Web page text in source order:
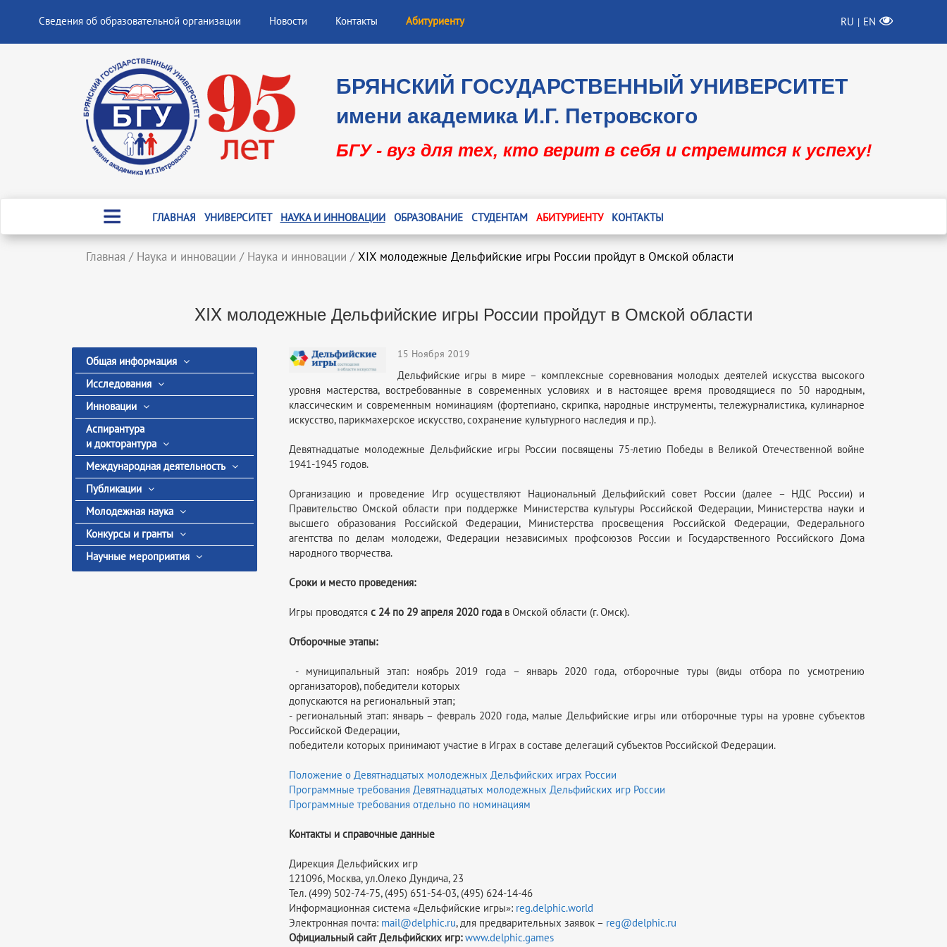
Сведения об образовательной организации Новости Контакты Абитуриенту RU | EN
БРЯНСКИЙ ГОСУДАРСТВЕННЫЙ УНИВЕРСИТЕТ
имени академика И.Г. Петровского
БГУ - вуз для тех, кто верит в себя и стремится к успеху!
ГЛАВНАЯ УНИВЕРСИТЕТ НАУКА И ИННОВАЦИИ ОБРАЗОВАНИЕ СТУДЕНТАМ АБИТУРИЕНТУ КОНТАКТЫ
Главная / Наука и инновации / Наука и инновации / XIX молодежные Дельфийские игры России пройдут в Омской области
XIX молодежные Дельфийские игры России пройдут в Омской области
Общая информация
Исследования
Инновации
Аспирантура
и докторантура
Международная деятельность
Публикации
Молодежная наука
Конкурсы и гранты
Научные мероприятия
15 Ноября 2019
Дельфийские игры в мире – комплексные соревнования молодых деятелей искусства высокого
уровня мастерства, востребованные в современных условиях и в настоящее время проводящиеся по 50 народным,
классическим и современным номинациям (фортепиано, скрипка, народные инструменты, тележурналистика, кулинарное
искусство, парикмахерское искусство, сохранение культурного наследия и пр.).
Девятнадцатые молодежные Дельфийские игры России посвящены 75-летию Победы в Великой Отечественной войне
1941-1945 годов.
Организацию и проведение Игр осуществляют Национальный Дельфийский совет России (далее – НДС России) и
Правительство Омской области при поддержке Министерства культуры Российской Федерации, Министерства науки и
высшего образования Российской Федерации, Министерства просвещения Российской Федерации, Федерального
агентства по делам молодежи, Федерации независимых профсоюзов России и Государственного Российского Дома
народного творчества.
Сроки и место проведения:
Игры проводятся с 24 по 29 апреля 2020 годав Омской области (г. Омск).
Отборочные этапы:
- муниципальный этап: ноябрь 2019 года – январь 2020 года, отборочные туры (виды отбора по усмотрению
организаторов), победители которых
допускаются на региональный этап;
- региональный этап: январь – февраль 2020 года, малые Дельфийские игры или отборочные туры на уровне субъектов
Российской Федерации,
победители которых принимают участие в Играх в составе делегаций субъектов Российской Федерации.
Положение о Девятнадцатых молодежных Дельфийских играх России
Программные требования Девятнадцатых молодежных Дельфийских игр России
Программные требования отдельно по номинациям
Контакты и справочные данные
Дирекция Дельфийских игр
121096, Москва, ул.Олеко Дундича, 23
Тел. (499) 502-74-75, (495) 651-54-03, (495) 624-14-46
Информационная система «Дельфийские игры»: reg.delphic.world
Электронная почта: mail@delphic.ru, для предварительных заявок – reg@delphic.ru
Официальный сайт Дельфийских игр: www.delphic.games